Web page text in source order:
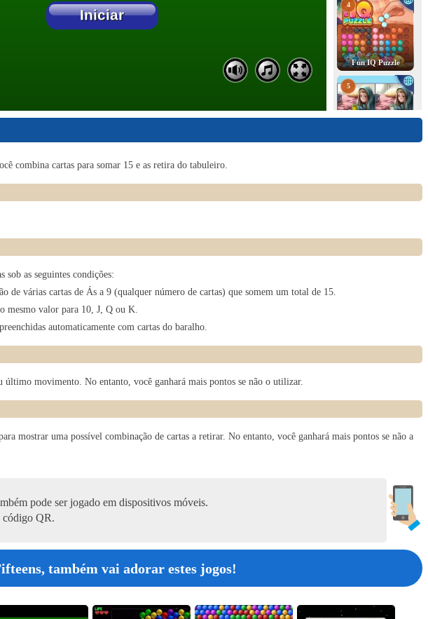
4
Fun IQ Puzzle
5
Purr tour Find differences
Jump Master
combina cartas para somar 15 e as retira do tabuleiro.
sob as seguintes condições:
de várias cartas de Ás a 9 (qualquer número de cartas) que somem um total de 15.
mesmo valor para 10, J, Q ou K.
automaticamente com cartas do baralho.
último movimento. No entanto, você ganhará mais pontos se não o utilizar.
mostrar uma possível combinação de cartas a retirar. No entanto, você ganhará mais pontos se não a
pode ser jogado em dispositivos móveis.
código QR.
também vai adorar estes jogos!